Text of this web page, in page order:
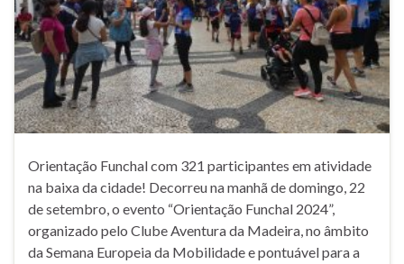
Orientação Funchal com 321 participantes em atividade
na baixa da cidade! Decorreu na manhã de domingo, 22
de setembro, o evento “Orientação Funchal 2024”,
organizado pelo Clube Aventura da Madeira, no âmbito
da Semana Europeia da Mobilidade e pontuável para a